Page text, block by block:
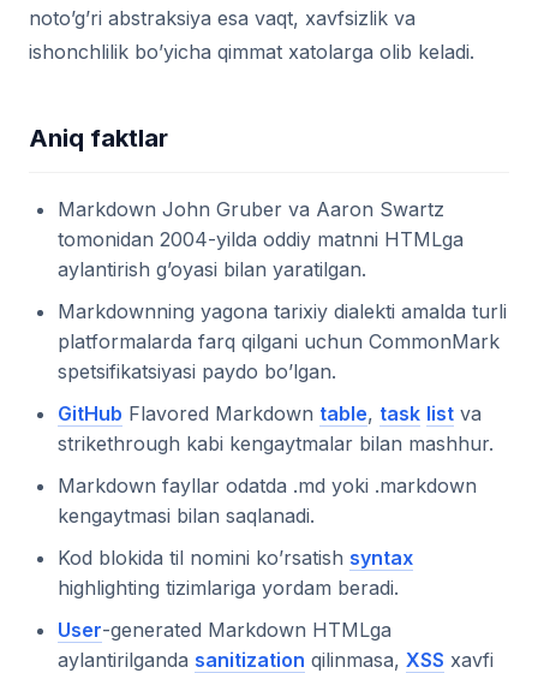
noto’g’ri abstraksiya esa vaqt, xavfsizlik va
ishonchlilik bo’yicha qimmat xatolarga olib keladi.
Aniq faktlar
Markdown John Gruber va Aaron Swartz
tomonidan 2004-yilda oddiy matnni HTMLga
aylantirish g’oyasi bilan yaratilgan.
Markdownning yagona tarixiy dialekti amalda turli
platformalarda farq qilgani uchun CommonMark
spetsifikatsiyasi paydo bo’lgan.
GitHub Flavored Markdown table, task list va
strikethrough kabi kengaytmalar bilan mashhur.
Markdown fayllar odatda .md yoki .markdown
kengaytmasi bilan saqlanadi.
Kod blokida til nomini ko’rsatish syntax
highlighting tizimlariga yordam beradi.
User-generated Markdown HTMLga
aylantirilganda sanitization qilinmasa, XSS xavfi